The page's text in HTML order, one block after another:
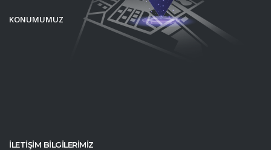
KONUMUMUZ
İLETİŞİM BİLGİLERİMİZ